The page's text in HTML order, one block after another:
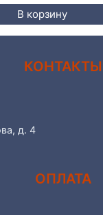
В корзину
КОНТАКТЫ
д. 4
ОПЛАТА